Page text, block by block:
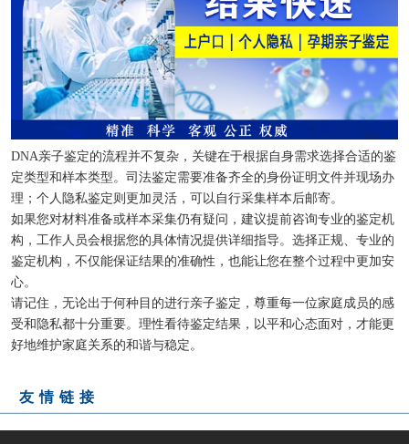
DNA亲子鉴定的流程并不复杂，关键在于根据自身需求选择合适的鉴
定类型和样本类型。司法鉴定需要准备齐全的身份证明文件并现场办
理；个人隐私鉴定则更加灵活，可以自行采集样本后邮寄。
如果您对材料准备或样本采集仍有疑问，建议提前咨询专业的鉴定机
构，工作人员会根据您的具体情况提供详细指导。选择正规、专业的
鉴定机构，不仅能保证结果的准确性，也能让您在整个过程中更加安
心。
请记住，无论出于何种目的进行亲子鉴定，尊重每一位家庭成员的感
受和隐私都十分重要。理性看待鉴定结果，以平和心态面对，才能更
好地维护家庭关系的和谐与稳定。
友情链接